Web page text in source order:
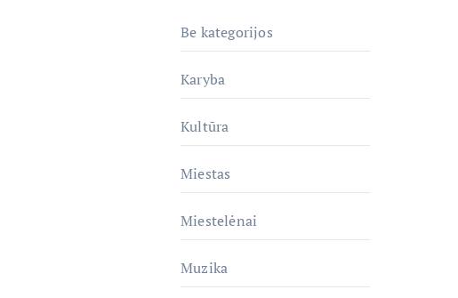
Be kategorijos
Karyba
Kultūra
Miestas
Miestelėnai
Muzika